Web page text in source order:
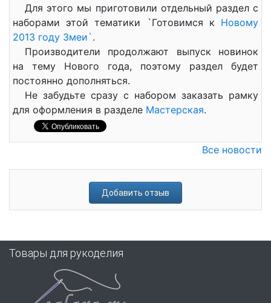
Для этого мы приготовили отдельный раздел с
наборами этой тематики `Готовимся к Новому
2013 году Змеи`.
Производители продолжают выпуск новинок
на тему Нового года, поэтому раздел будет
постоянно дополняться.
Не забудьте сразу с набором заказать рамку
для оформления в разделе Мастерская.
Все новости
Добавить отзыв
Товары для рукоделия